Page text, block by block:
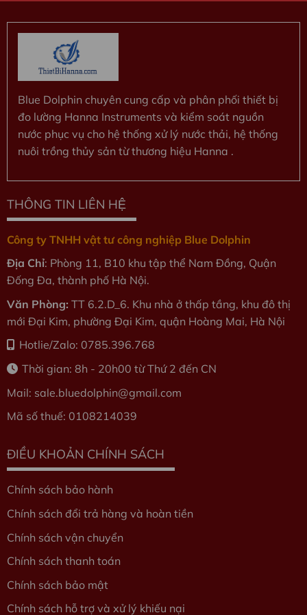
Blue Dolphin chuyên cung cấp và phân phối thiết bị
đo lường Hanna Instruments và kiểm soát nguồn
nước phục vụ cho hệ thống xử lý nước thải, hệ thống
nuôi trồng thủy sản từ thương hiệu Hanna .
THÔNG TIN LIÊN HỆ
Công ty TNHH vật tư công nghiệp Blue Dolphin
Địa Chỉ: Phòng 11, B10 khu tập thể Nam Đồng, Quận
Đống Đa, thành phố Hà Nội.
Văn Phòng: TT 6.2.D_6. Khu nhà ở thấp tầng, khu đô thị
mới Đại Kim, phường Đại Kim, quận Hoàng Mai, Hà Nội
Hotlie/Zalo: 0785.396.768
Thời gian: 8h - 20h00 từ Thứ 2 đến CN
Mail: sale.bluedolphin@gmail.com
Mã số thuế: 0108214039
ĐIỀU KHOẢN CHÍNH SÁCH
Chính sách bảo hành
Chính sách đổi trả hàng và hoàn tiền
Chính sách vận chuyển
Chính sách thanh toán
Chính sách bảo mật
Chính sách hỗ trợ và xử lý khiếu nại